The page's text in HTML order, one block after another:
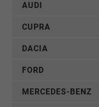
AUDI
CUPRA
DACIA
FORD
MERCEDES-BENZ